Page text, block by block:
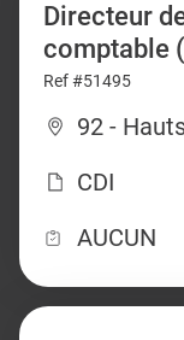
Directeur
comptable
Ref #51495
92 -
CDI
AUCUN